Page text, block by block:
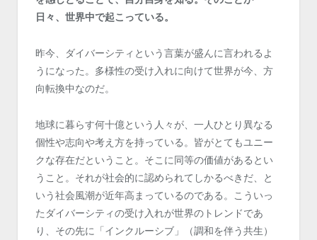
日々、世界中で起こっている。
昨今、ダイバーシティという言葉が盛んに言われるよ
うになった。多様性の受け入れに向けて世界が今、方
向転換中なのだ。
地球に暮らす何十億という人々が、一人ひとり異なる
個性や志向や考え方を持っている。皆がとてもユニー
クな存在だということ。そこに同等の価値があるとい
うこと。それが社会的に認められてしかるべきだ、と
いう社会風潮が近年高まっているのである。こういっ
たダイバーシティの受け入れが世界のトレンドであ
り、その先に「インクルーシブ」（調和を伴う共生）